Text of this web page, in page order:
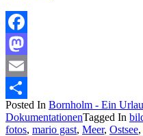
Facebook
Mastodon
Email
Teilen
Posted In Bornholm - Ein
DokumentationenTagged In
fotos, mario gast, Meer, Ostsee,